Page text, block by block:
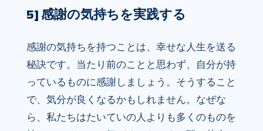
5] 感謝の気持ちを実践する
感謝の気持ちを持つことは、幸せな人生を送る
秘訣です。当たり前のことと思わず、自分が持
っているものに感謝しましょう。そうすること
で、気分が良くなるかもしれません。なぜな
ら、私たちはたいていの人よりも多くのものを